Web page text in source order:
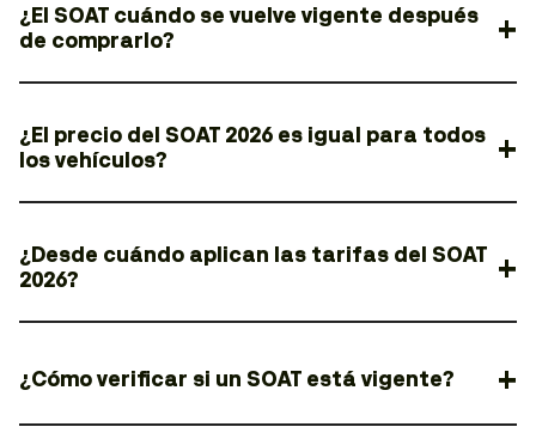
¿El SOAT cuándo se vuelve vigente después
de comprarlo?
¿El precio del SOAT 2026 es igual para todos
los vehículos?
¿Desde cuándo aplican las tarifas del SOAT
2026?
¿Cómo verificar si un SOAT está vigente?